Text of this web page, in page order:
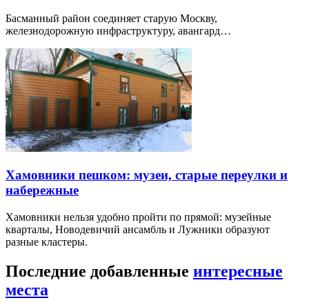
Басманный район соединяет старую Москву,
железнодорожную инфраструктуру, авангард…
Хамовники пешком: музеи, старые переулки и
набережные
Хамовники нельзя удобно пройти по прямой: музейные
кварталы, Новодевичий ансамбль и Лужники образуют
разные кластеры.
Последние добавленные интересные
места